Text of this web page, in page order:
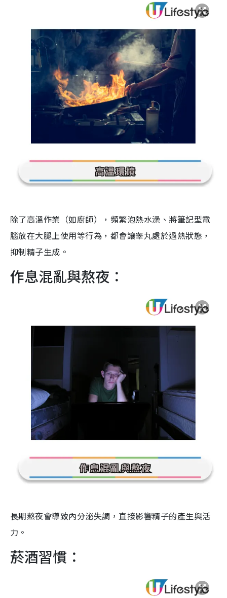
除了高溫作業（如廚師），頻繁泡熱水澡、將筆記型電
腦放在大腿上使用等行為，都會讓睾丸處於過熱狀態，
抑制精子生成。
作息混亂與熬夜：
長期熬夜會導致內分泌失調，直接影響精子的產生與活
力。
菸酒習慣：